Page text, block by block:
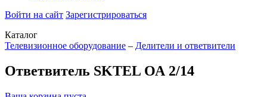
Войти на сайт Зарегистрироваться
Каталог
Телевизионное оборудование – Делители и ответвители
Ответвитель SKTEL ОА 2/14